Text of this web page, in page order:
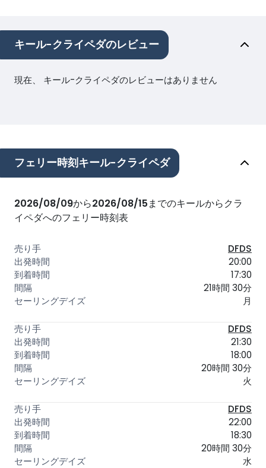
キール-クライペダのレビュー
現在、 キール-クライペダのレビューはありません
フェリー時刻キール-クライペダ
2026/08/09から2026/08/15までのキールからクラ
イペダへのフェリー時刻表
DFDS
20:00
17:30
21時間 30分
月
DFDS
21:30
18:00
20時間 30分
火
DFDS
22:00
18:30
20時間 30分
水